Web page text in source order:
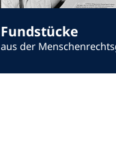
Fundstücke
aus der